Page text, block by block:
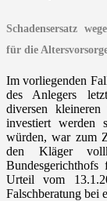
Schadensersatz
für die
Im vorliegenden
des Anlegers
diversen kleineren
investiert werden
würden, war zum
den Kläger
Urteil vom
Falschberatung bei